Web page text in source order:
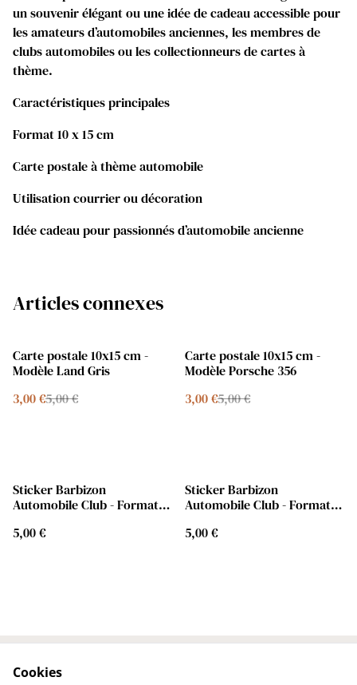
un souvenir élégant ou une idée de cadeau accessible pour
les amateurs d’automobiles anciennes, les membres de
clubs automobiles ou les collectionneurs de cartes à
thème.
Caractéristiques principales
Format 10 x 15 cm
Carte postale à thème automobile
Utilisation courrier ou décoration
Idée cadeau pour passionnés d’automobile ancienne
Articles connexes
%
Carte postale 10x15 cm -
Modèle Land Gris
3,00 €5,00 €
%
Carte postale 10x15 cm -
Modèle Porsche 356
3,00 €5,00 €
Sticker Barbizon
Automobile Club - Format
5,00 €
Sticker Barbizon
Automobile Club - Format
5,00 €
Cookies